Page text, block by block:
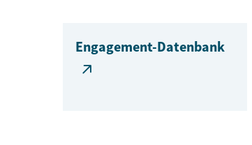
Engagement-Datenbank